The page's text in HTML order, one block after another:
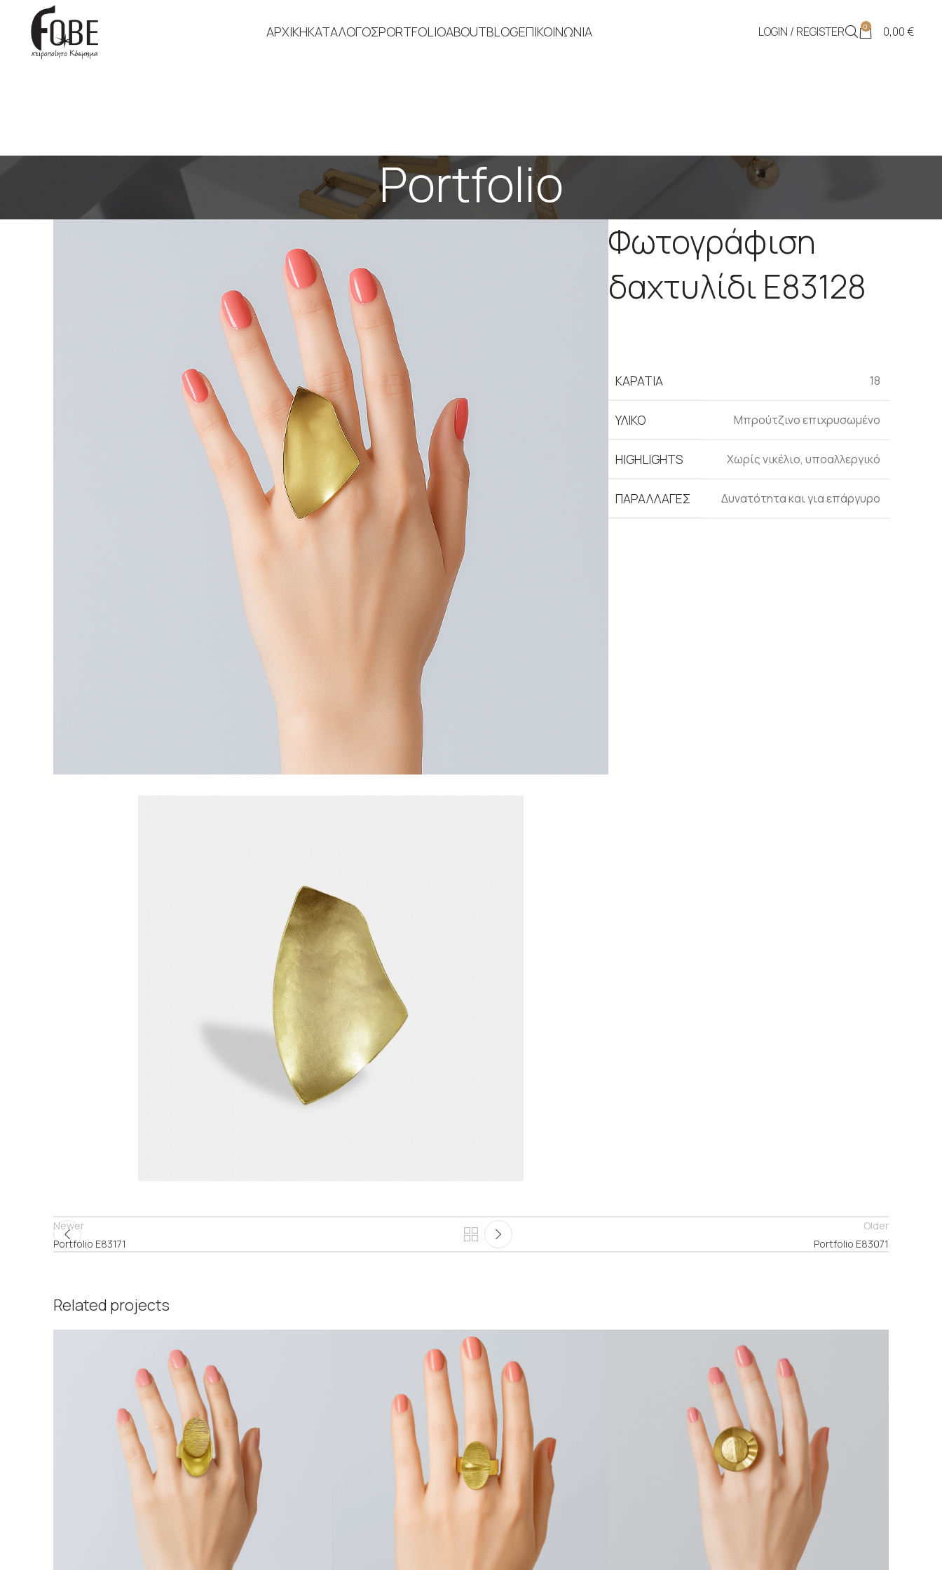
ΑΡΧΙΚΗΚΑΤΑΛΟΓΟΣPORTFOLIOABOUTBLOGΕΠΙΚΟΙΝΩΝΙΑ LOGIN / REGISTER 0 0,00€
Portfolio
Φωτογράφιση
δαχτυλίδι Ε83128
ΚΑΡΆΤΙΑ 18
ΥΛΙΚΌ Μπρούτζινο επιχρυσωμένο
HIGHLIGHTS Xωρίς νικέλιο, υποαλλεργικό
ΠΑΡΑΛΛΑΓΈΣ Δυνατότητα και για επάργυρο
Newer
Portfolio Ε83171
Older
Portfolio Ε83071
Related projects